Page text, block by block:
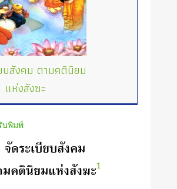
บสังคม ตามคตินิยม
แห่งสังฆะ
บพิมพ์
จัดระเบียบสังคม
คตินิยมแห่งสังฆะ1